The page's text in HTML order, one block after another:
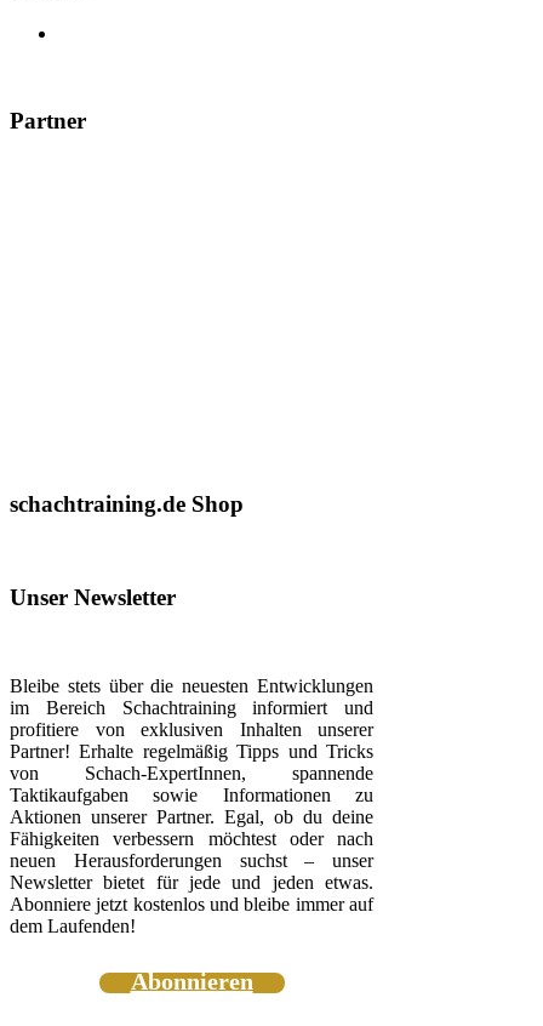
Partner
schachtraining.de Shop
Unser Newsletter
Bleibe stets über die neuesten Entwicklungen
im Bereich Schachtraining informiert und
profitiere von exklusiven Inhalten unserer
Partner! Erhalte regelmäßig Tipps und Tricks
von Schach-ExpertInnen, spannende
Taktikaufgaben sowie Informationen zu
Aktionen unserer Partner. Egal, ob du deine
Fähigkeiten verbessern möchtest oder nach
neuen Herausforderungen suchst – unser
Newsletter bietet für jede und jeden etwas.
Abonniere jetzt kostenlos und bleibe immer auf
dem Laufenden!
Abonnieren